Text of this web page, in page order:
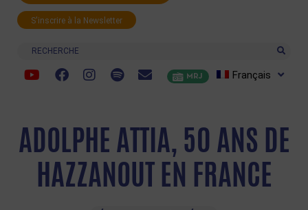
S'inscrire à la Newsletter
Recherche
MRJ Français
ADOLPHE ATTIA, 50 ANS DE
HAZZANOUT EN FRANCE